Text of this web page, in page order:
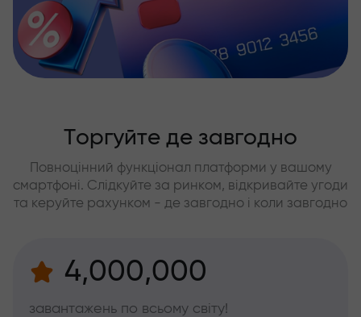
Торгуйте де завгодно
Повноцінний функціонал платформи у вашому
смартфоні. Слідкуйте за ринком, відкривайте угоди
та керуйте рахунком - де завгодно і коли завгодно
4,000,000
завантажень по всьому світу!